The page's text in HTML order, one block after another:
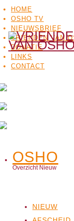
HOME
OSHO TV
NIEUWSBRIEF
VRIENDEN VAN
DONATIE
LINKS
CONTACT
OSHO
TV
Overzicht Nieuw
NIEUW